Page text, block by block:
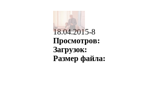
18.04.2015-8
Просмотров:
Загрузок:
Размер файла: